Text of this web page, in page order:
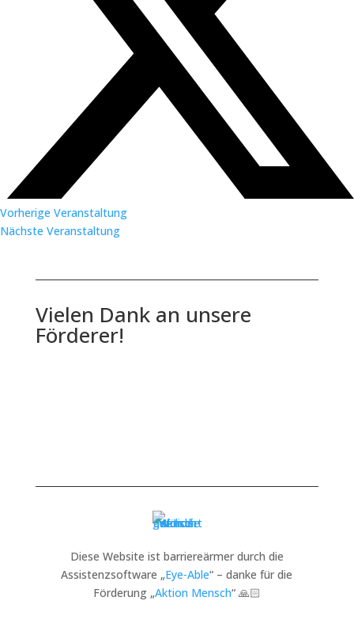
Vorherige Veranstaltung
Nächste Veranstaltung
Vielen Dank an unsere
Förderer!
Diese Website ist barriereärmer durch die
Assistenzsoftware „Eye-Able“ – danke für die
Förderung „Aktion Mensch“ 🙏🏻